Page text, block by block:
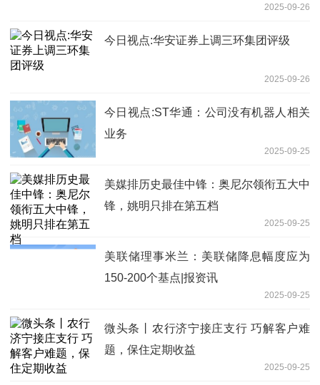
2025-09-26
今日视点:华安证券上调三环集团评级
2025-09-26
今日视点:ST华通：公司没有机器人相关
业务
2025-09-25
美媒排历史最佳中锋：奥尼尔领衔五大中
锋，姚明只排在第五档
2025-09-25
美联储理事米兰：美联储降息幅度应为
150-200个基点|报资讯
2025-09-25
微头条丨农行济宁接庄支行 巧解客户难
题，保住定期收益
2025-09-25